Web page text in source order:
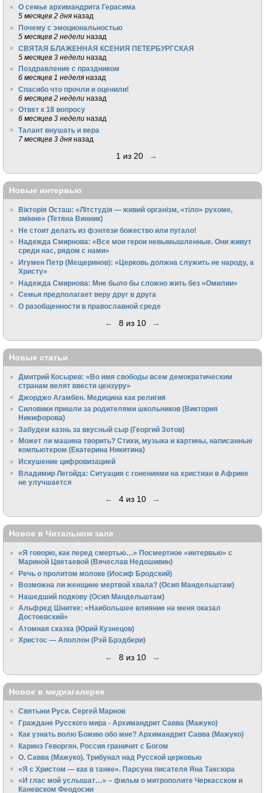
О семье архимандрита Герасима
5 месяцев 2 дня назад
Почему с эмоциональностью
5 месяцев 2 недели назад
СВЯТАЯ БЛАЖЕННАЯ КСЕНИЯ ПЕТЕРБУРГСКАЯ
5 месяцев 3 недели назад
Поздравление с праздником
6 месяцев 1 неделя назад
Спасибо что прочли и оценили!
6 месяцев 2 недели назад
Ответ к 18 вопросу
6 месяцев 3 недели назад
Талант внушать и вера
7 месяцев 3 дня назад
1 из 20 →
Новые интервью
Вікторія Осташ: «Літстудія — живий організм, «тіло» рухоме,
змінне» (Тетяна Винник)
Не стоит делать из фэнтези божество или пугало!
Надежда Смирнова: «Все мои герои невымышленные. Они живут
среди нас, рядом с нами»
Игумен Петр (Мещеринов): «Церковь должна служить не народу, а
Христу»
Надежда Смирнова: Мне было бы сложно жить без «Омилии»
Семья предполагает веру друг в друга
О разобщенности в православной среде
← 8 из 10 →
Новые статьи
Дмитрий Косырев: «Во имя свободы всем демократическим
странам велят ввести цензуру»
Джорджо Агамбен. Медицина как религия
Силовики пришли за родителями школьников (Виктория
Никифорова)
Забудем казнь за вкусный сыр (Георгий Зотов)
Может ли машина творить? Стихи, музыка и картины, написанные
компьютером (Екатерина Никитина)
Искушение цифровизацией
Владимир Легойда: Ситуация с гонениями на христиан в Африке
не улучшается
← 4 из 10 →
Новое в Читальном зале
«Я говорю, как перед смертью…» Посмертное «интервью» с
Мариной Цветаевой (Вячеслав Недошивин)
Речь о пролитом молоке (Иосиф Бродский)
Возможна ли женщине мертвой хвала? (Осип Мандельштам)
Нашедший подкову (Осип Мандельштам)
Альфред Шнитке: «Наибольшее влияние на меня оказал
Достоевский»
Атомная сказка (Юрий Кузнецов)
Христос — Аполлон (Рэй Брэдбери)
← 8 из 10 →
Новое в медиагалерее
Святыни Руси. Сергей Марнов
Граждане Русского мира - Архимандрит Савва (Мажуко)
Как узнать волю Божию обо мне? Архимандрит Савва (Мажуко)
Каринэ Геворгян. Россия граничит с Богом
О. Савва (Мажуко). Трибунал над Русской церковью
«Я с Христом — как в танке». Парсуна писателя Яна Таксюра
«И глас мой услышат…» – фильм о митрополите Черкасском и
Каневском Феодосии